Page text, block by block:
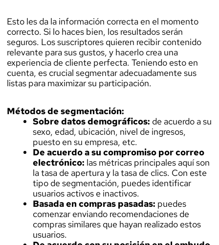
Esto les da la información correcta en el momento
correcto. Si lo haces bien, los resultados serán
seguros. Los suscriptores quieren recibir contenido
relevante para sus gustos, y hacerlo crea una
experiencia de cliente perfecta. Teniendo esto en
cuenta, es crucial segmentar adecuadamente sus
listas para maximizar su participación.
Métodos de segmentación:
Sobre datos demográficos: de acuerdo a su
sexo, edad, ubicación, nivel de ingresos,
puesto en su empresa, etc.
De acuerdo a su compromiso por correo
electrónico: las métricas principales aquí son
la tasa de apertura y la tasa de clics. Con este
tipo de segmentación, puedes identificar
usuarios activos e inactivos.
Basada en compras pasadas: puedes
comenzar enviando recomendaciones de
compras similares que hayan realizado estos
usuarios.